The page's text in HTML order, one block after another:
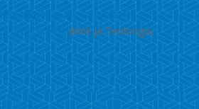
Erakoolide Liit seisab oma
arengu eest(Kirik ja Teoloogia,